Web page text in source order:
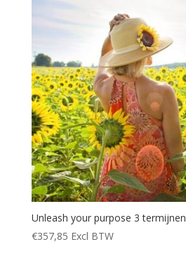
Unleash your purpose 3 termijnen
€357,85 Excl BTW